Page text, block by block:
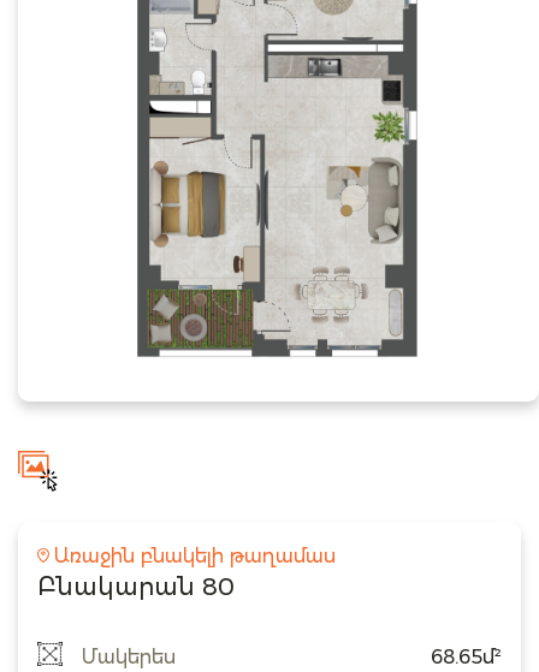
Առաջին բնակելի թաղամաս
Բնակարան 80
Մակերես 68.65մ²